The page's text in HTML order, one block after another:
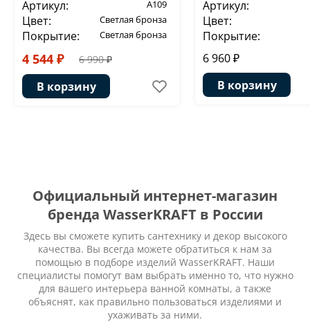
Артикул: A109
Цвет: Светлая бронза
Покрытие: Светлая бронза
4 544 ₽ 6 990 ₽
В корзину
Артикул:
Цвет:
Покрытие:
6 960 ₽
В корзину
Официальный интернет-магазин
бренда WasserKRAFT в России
Здесь вы сможете купить сантехнику и декор высокого
качества. Вы всегда можете обратиться к нам за
помощью в подборе изделий WasserKRAFT. Наши
специалисты помогут вам выбрать именно то, что нужно
для вашего интерьера ванной комнаты, а также
объяснят, как правильно пользоваться изделиями и
ухаживать за ними.